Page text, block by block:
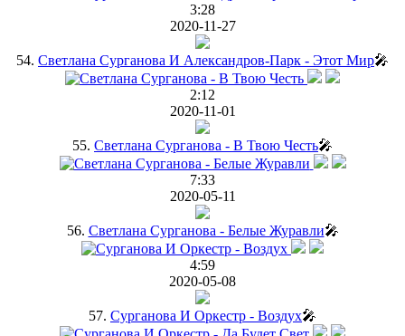
3:28
2020-11-27
54. Светлана Сурганова И Александров-Парк - Этот Мир🎤
2:12
2020-11-01
55. Светлана Сурганова - В Твою Честь🎤
7:33
2020-05-11
56. Светлана Сурганова - Белые Журавли🎤
4:59
2020-05-08
57. Сурганова И Оркестр - Воздух🎤